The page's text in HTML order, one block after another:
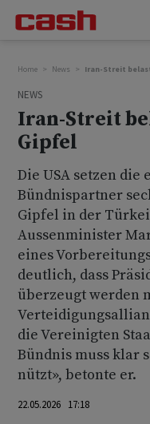
Home News Iran-Streit
NEWS
Iran-Streit
Gipfel
Die USA setzen die
Bündnispartner
Gipfel in der
Aussenminister
eines
deutlich, dass
überzeugt werden
die Vereinigten
Bündnis muss klar
nützt», betonte er.
22.05.2026 17:18